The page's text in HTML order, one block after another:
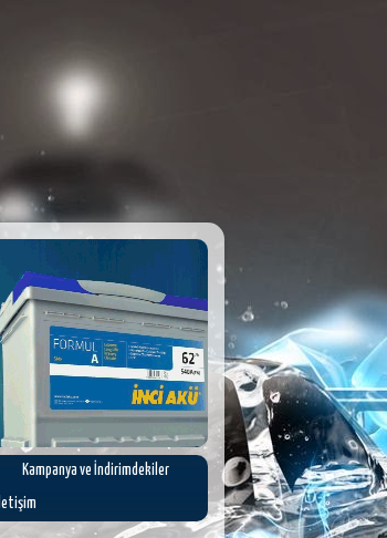
Kampanya ve İndirimdekiler
İletişim